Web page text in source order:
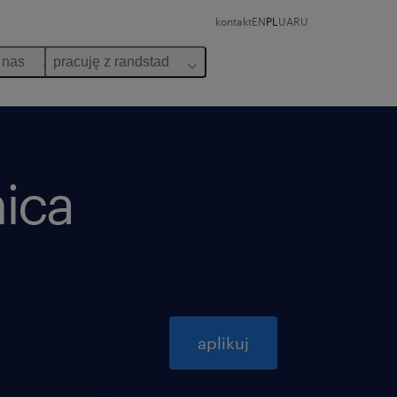
kontaktENPL UARU
nas pracuję z randstad
aplikuj